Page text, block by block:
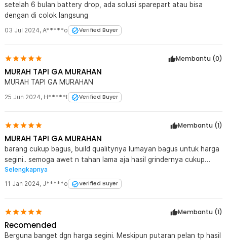
setelah 6 bulan battery drop, ada solusi sparepart atau bisa
dengan di colok langsung
03 Jul 2024, A*****o Verified Buyer
Membantu (0)
MURAH TAPI GA MURAHAN
MURAH TAPI GA MURAHAN
25 Jun 2024, H*****t Verified Buyer
Membantu (1)
MURAH TAPI GA MURAHAN
barang cukup bagus, build qualitynya lumayan bagus untuk harga
segini.. semoga awet n tahan lama aja hasil grindernya cukup
halus dan merata, cocok buat pemula kaya saya yang pake
manual press bisa di setting halus sampe kasar 1 porsi kurang
lebih 8gram kopi kurang lebih butuh waktu 3-5 menit ya lumayan
keramiknya apakah bisa di replace kalo rusak nanti mungkin bisa
diakal2ain karna mirip2 dengan manual grinder
Selengkapnya
11 Jan 2024, J*****o Verified Buyer
Membantu (1)
Recomended
Berguna banget dgn harga segini. Meskipun putaran pelan tp hasil